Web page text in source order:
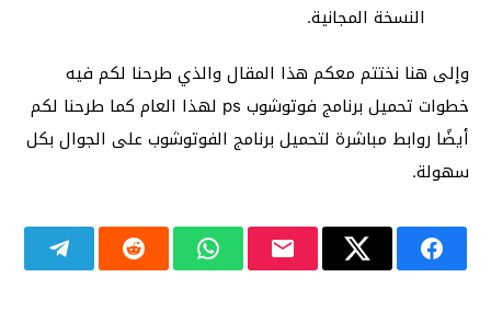
النسخة المجانية.
وإلى هنا نختتم معكم هذا المقال والذي طرحنا لكم فيه
خطوات تحميل برنامج فوتوشوب ps لهذا العام كما طرحنا لكم
أيضًا روابط مباشرة لتحميل برنامج الفوتوشوب على الجوال بكل
سهولة.